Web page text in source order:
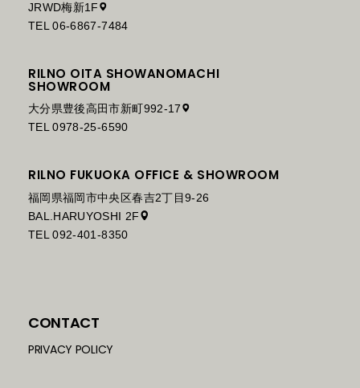
JRWD梅新1F
TEL 06-6867-7484
RILNO OITA SHOWANOMACHI
SHOWROOM
大分県豊後高田市新町992-17
TEL 0978-25-6590
RILNO FUKUOKA OFFICE & SHOWROOM
福岡県福岡市中央区春吉2丁目9-26
BAL.HARUYOSHI 2F
TEL 092-401-8350
CONTACT
PRIVACY POLICY